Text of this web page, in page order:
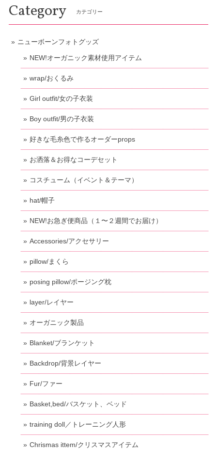
Category カテゴリー
ニューボーンフォトグッズ
NEW!オーガニック素材使用アイテム
wrap/おくるみ
Girl outfit/女の子衣装
Boy outfit/男の子衣装
好きな毛糸色で作るオーダーprops
お洒落＆お得なコーデセット
コスチューム（イベント＆テーマ）
hat/帽子
NEW!お急ぎ便商品（１〜２週間でお届け）
Accessories/アクセサリー
pillow/まくら
posing pillow/ポージング枕
layer/レイヤー
オーガニック製品
Blanket/ブランケット
Backdrop/背景レイヤー
Fur/ファー
Basket,bed/バスケット、ベッド
training doll／トレーニング人形
Chrismas ittem/クリスマスアイテム